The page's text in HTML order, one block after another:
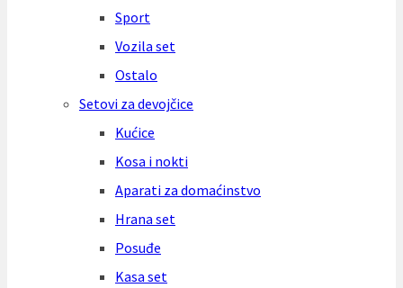
Sport
Vozila set
Ostalo
Setovi za devojčice
Kućice
Kosa i nokti
Aparati za domaćinstvo
Hrana set
Posuđe
Kasa set